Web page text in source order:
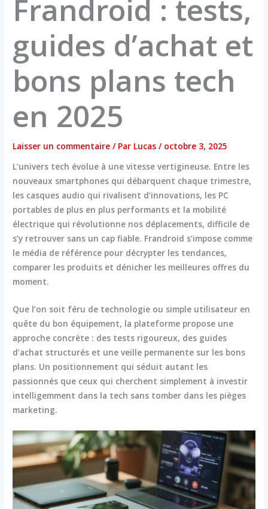
Frandroid : tests,
guides d’achat et
bons plans tech
en 2025
Laisser un commentaire / Par Lucas/ octobre 3, 2025
L’univers tech évolue à une vitesse vertigineuse. Entre les
nouveaux smartphones qui débarquent chaque trimestre,
les casques audio qui rivalisent d’innovations, les PC
portables de plus en plus performants et la mobilité
électrique qui révolutionne nos déplacements, difficile de
s’y retrouver sans un cap fiable. Frandroid s’impose comme
le média de référence pour décrypter les tendances,
comparer les produits et dénicher les meilleures offres du
moment.
Que l’on soit féru de technologie ou simple utilisateur en
quête du bon équipement, la plateforme propose une
approche concrète : des tests rigoureux, des guides
d’achat structurés et une veille permanente sur les bons
plans. Un positionnement qui séduit autant les
passionnés que ceux qui cherchent simplement à investir
intelligemment dans la tech sans tomber dans les pièges
marketing.